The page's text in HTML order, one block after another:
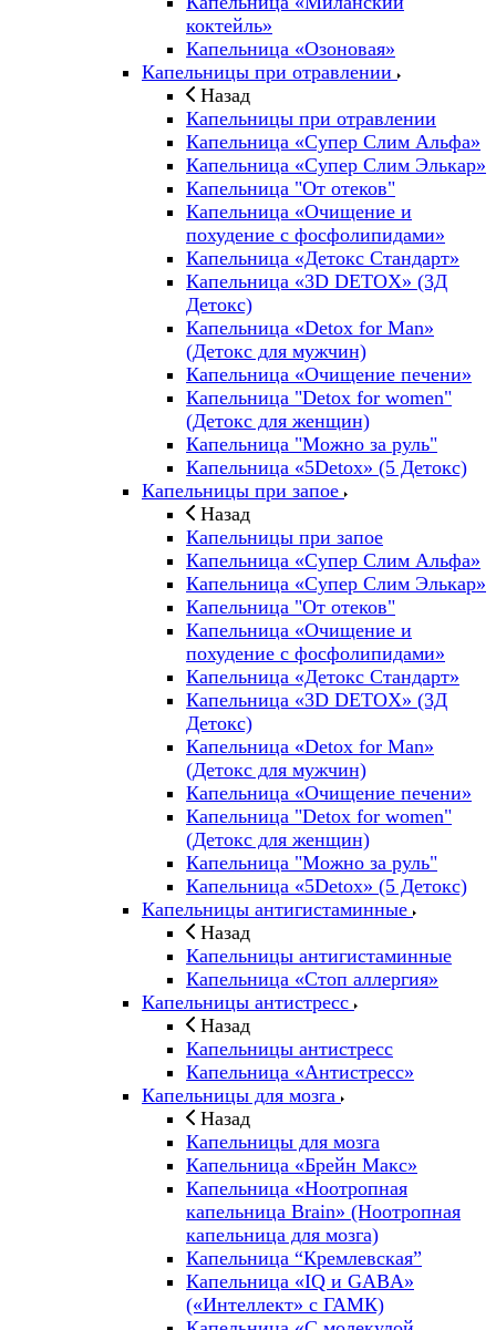
коктейль»
Капельница «Озоновая»
Капельницы при отравлении
Назад
Капельницы при отравлении
Капельница «Супер Слим Альфа»
Капельница «Супер Слим Элькар»
Капельница "От отеков"
Капельница «Очищение и
похудение с фосфолипидами»
Капельница «Детокс Стандарт»
Капельница «3D DETOX» (3Д
Детокс)
Капельница «Detox for Man»
(Детокс для мужчин)
Капельница «Очищение печени»
Капельница "Detox for women"
(Детокс для женщин)
Капельница "Можно за руль"
Капельница «5Detox» (5 Детокс)
Капельницы при запое
Назад
Капельницы при запое
Капельница «Супер Слим Альфа»
Капельница «Супер Слим Элькар»
Капельница "От отеков"
Капельница «Очищение и
похудение с фосфолипидами»
Капельница «Детокс Стандарт»
Капельница «3D DETOX» (3Д
Детокс)
Капельница «Detox for Man»
(Детокс для мужчин)
Капельница «Очищение печени»
Капельница "Detox for women"
(Детокс для женщин)
Капельница "Можно за руль"
Капельница «5Detox» (5 Детокс)
Капельницы антигистаминные
Назад
Капельницы антигистаминные
Капельница «Стоп аллергия»
Капельницы антистресс
Назад
Капельницы антистресс
Капельница «Антистресс»
Капельницы для мозга
Назад
Капельницы для мозга
Капельница «Брейн Макс»
Капельница «Ноотропная
капельница Brain» (Ноотропная
капельница для мозга)
Капельница “Кремлевская”
Капельница «IQ и GABA»
(«Интеллект» с ГАМК)